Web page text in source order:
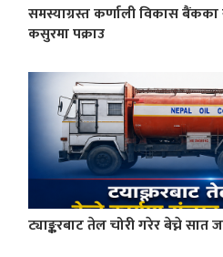
समस्याग्रस्त कर्णाली विकास
कसुरमा पक्राउ
ट्याङ्करबाट तेल चोरी गरेर बेच्ने सात